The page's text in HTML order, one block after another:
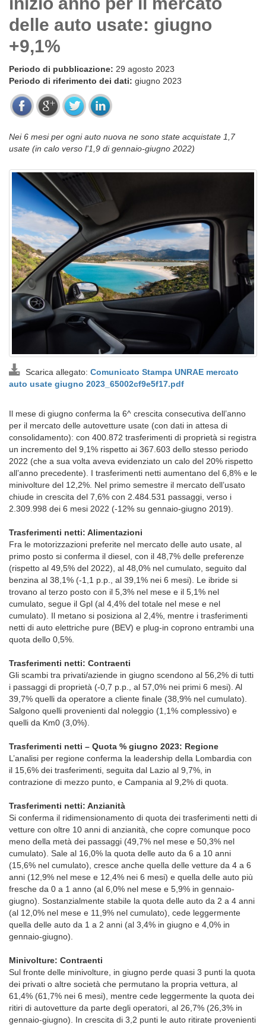
delle auto usate: giugno
+9,1%
Periodo di pubblicazione: 29 agosto 2023
Periodo di riferimento dei dati: giugno 2023
Nei 6 mesi per ogni auto nuova ne sono state acquistate 1,7
usate (in calo verso l'1,9 di gennaio-giugno 2022)
Scarica allegato: Comunicato Stampa UNRAE mercato
auto usate giugno 2023_65002cf9e5f17.pdf
Il mese di giugno conferma la 6^ crescita consecutiva dell’anno
per il mercato delle autovetture usate (con dati in attesa di
consolidamento): con 400.872 trasferimenti di proprietà si registra
un incremento del 9,1% rispetto ai 367.603 dello stesso periodo
2022 (che a sua volta aveva evidenziato un calo del 20% rispetto
all’anno precedente). I trasferimenti netti aumentano del 6,8% e le
minivolture del 12,2%. Nel primo semestre il mercato dell’usato
chiude in crescita del 7,6% con 2.484.531 passaggi, verso i
2.309.998 dei 6 mesi 2022 (-12% su gennaio-giugno 2019).
Trasferimenti netti: Alimentazioni
Fra le motorizzazioni preferite nel mercato delle auto usate, al
primo posto si conferma il diesel, con il 48,7% delle preferenze
(rispetto al 49,5% del 2022), al 48,0% nel cumulato, seguito dal
benzina al 38,1% (-1,1 p.p., al 39,1% nei 6 mesi). Le ibride si
trovano al terzo posto con il 5,3% nel mese e il 5,1% nel
cumulato, segue il Gpl (al 4,4% del totale nel mese e nel
cumulato). Il metano si posiziona al 2,4%, mentre i trasferimenti
netti di auto elettriche pure (BEV) e plug-in coprono entrambi una
quota dello 0,5%.
Trasferimenti netti: Contraenti
Gli scambi tra privati/aziende in giugno scendono al 56,2% di tutti
i passaggi di proprietà (-0,7 p.p., al 57,0% nei primi 6 mesi). Al
39,7% quelli da operatore a cliente finale (38,9% nel cumulato).
Salgono quelli provenienti dal noleggio (1,1% complessivo) e
quelli da Km0 (3,0%).
Trasferimenti netti – Quota % giugno 2023: Regione
L’analisi per regione conferma la leadership della Lombardia con
il 15,6% dei trasferimenti, seguita dal Lazio al 9,7%, in
contrazione di mezzo punto, e Campania al 9,2% di quota.
Trasferimenti netti: Anzianità
Si conferma il ridimensionamento di quota dei trasferimenti netti di
vetture con oltre 10 anni di anzianità, che copre comunque poco
meno della metà dei passaggi (49,7% nel mese e 50,3% nel
cumulato). Sale al 16,0% la quota delle auto da 6 a 10 anni
(15,6% nel cumulato), cresce anche quella delle vetture da 4 a 6
anni (12,9% nel mese e 12,4% nei 6 mesi) e quella delle auto più
fresche da 0 a 1 anno (al 6,0% nel mese e 5,9% in gennaio-
giugno). Sostanzialmente stabile la quota delle auto da 2 a 4 anni
(al 12,0% nel mese e 11,9% nel cumulato), cede leggermente
quella delle auto da 1 a 2 anni (al 3,4% in giugno e 4,0% in
gennaio-giugno).
Minivolture: Contraenti
Sul fronte delle minivolture, in giugno perde quasi 3 punti la quota
dei privati o altre società che permutano la propria vettura, al
61,4% (61,7% nei 6 mesi), mentre cede leggermente la quota dei
ritiri di autovetture da parte degli operatori, al 26,7% (26,3% in
gennaio-giugno). In crescita di 3,2 punti le auto ritirate provenienti